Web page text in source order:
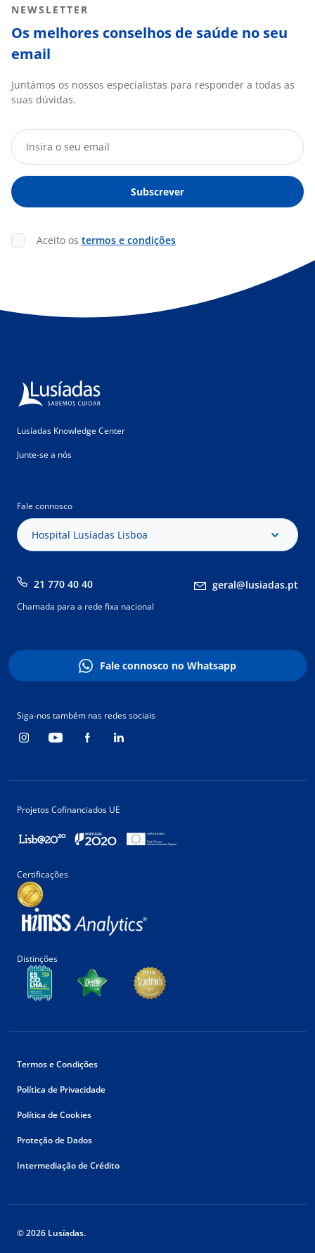
NEWSLETTER
Os melhores conselhos de saúde no seu
email
Juntámos os nossos especialistas para responder a todas as
suas dúvidas.
Aceito os termos e condições
Lusíadas Knowledge Center
Junte-se a nós
Fale connosco
Hospital Lusíadas Lisboa
21 770 40 40 geral@lusiadas.pt
Chamada para a rede fixa nacional
Fale connosco no Whatsapp
Siga-nos também nas redes sociais
Projetos Cofinanciados UE
Certificações
Distinções
Termos e Condições
Política de Privacidade
Política de Cookies
Proteção de Dados
Intermediação de Crédito
© 2026 Lusíadas.